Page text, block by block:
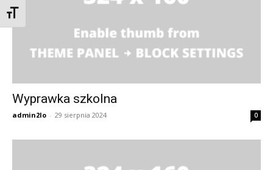
Zmień rozmiar czcionek
Wyprawka szkolna
admin2lo - 29 sierpnia 2024 0